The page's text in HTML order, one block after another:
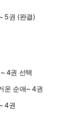
5권 (완결)
4권 선택
4권